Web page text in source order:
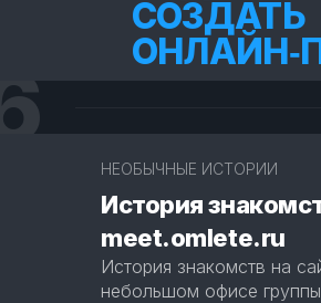
СОЗДАТЬ
НЕОБЫЧНЫЕ ИСТОРИИ
История
meet.omlete.ru
История знакомств на
небольшом офисе